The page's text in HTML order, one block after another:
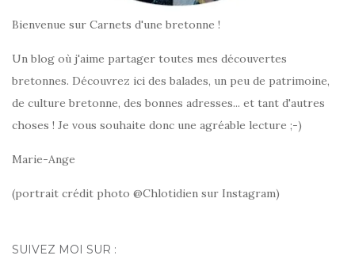
Bienvenue sur Carnets d'une bretonne !
Un blog où j'aime partager toutes mes découvertes
bretonnes. Découvrez ici des balades, un peu de patrimoine,
de culture bretonne, des bonnes adresses... et tant d'autres
choses ! Je vous souhaite donc une agréable lecture ;-)
Marie-Ange
(portrait crédit photo @Chlotidien sur Instagram)
SUIVEZ MOI SUR :